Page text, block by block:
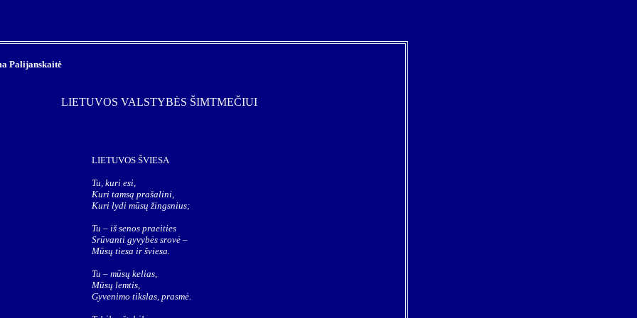
Palijanskaitė
LIETUVOS VALSTYBĖS ŠIMTMEČIUI
LIETUVOS ŠVIESA
Tu, kuri esi,
Kuri tamsą prašalini,
Kuri lydi mūsų žingsnius;
Tu – iš senos praeities
Srūvanti gyvybės srovė –
Mūsų tiesa ir šviesa.
Tu – mūsų kelias,
Mūsų lemtis,
Gyvenimo tikslas, prasmė.